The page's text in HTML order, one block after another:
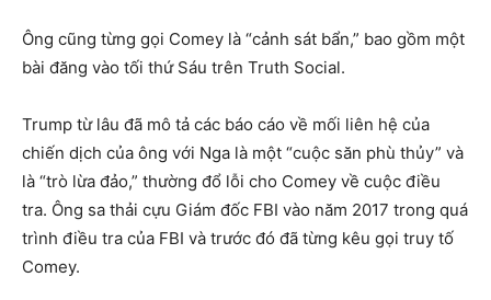
Ông cũng từng gọi Comey là “cảnh sát bẩn,” bao gồm một
bài đăng vào tối thứ Sáu trên Truth Social.
Trump từ lâu đã mô tả các báo cáo về mối liên hệ của
chiến dịch của ông với Nga là một “cuộc săn phù thủy” và
là “trò lừa đảo,” thường đổ lỗi cho Comey về cuộc điều
tra. Ông sa thải cựu Giám đốc FBI vào năm 2017 trong quá
trình điều tra của FBI và trước đó đã từng kêu gọi truy tố
Comey.